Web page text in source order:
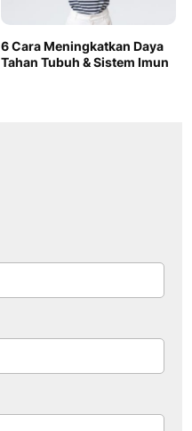
6 Cara Meningkatkan Daya
Tahan Tubuh & Sistem Imun